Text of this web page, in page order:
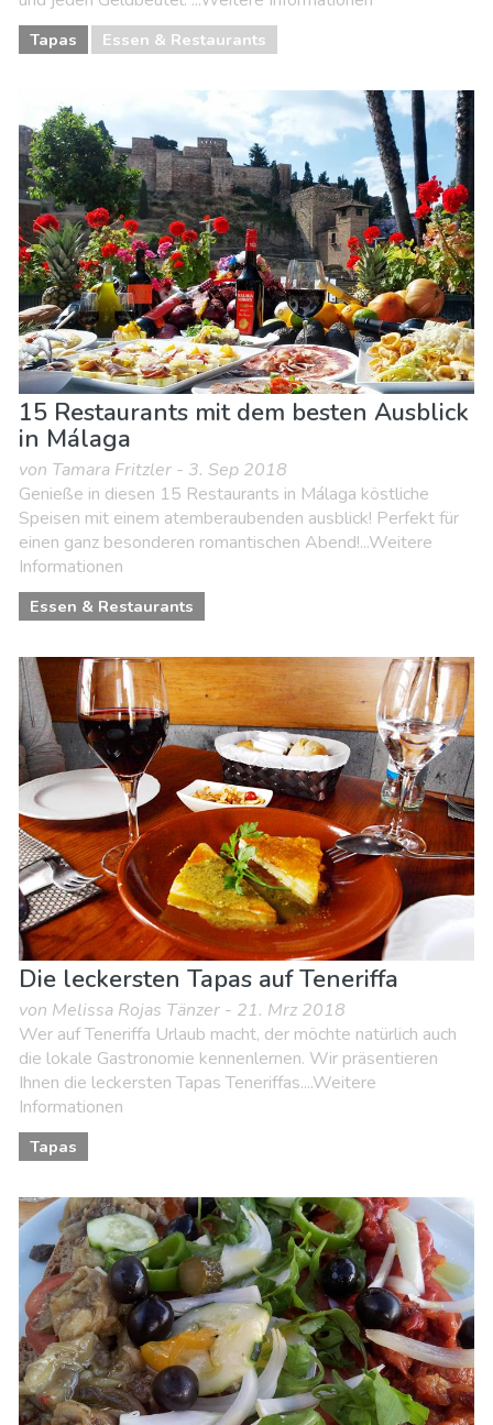
Tapas Essen & Restaurants
15 Restaurants mit dem besten Ausblick
in Málaga
von Tamara Fritzler - 3. Sep 2018
Genieße in diesen 15 Restaurants in Málaga köstliche
Speisen mit einem atemberaubenden ausblick! Perfekt für
einen ganz besonderen romantischen Abend!...Weitere
Informationen
Essen & Restaurants
Die leckersten Tapas auf Teneriffa
von Melissa Rojas Tänzer - 21. Mrz 2018
Wer auf Teneriffa Urlaub macht, der möchte natürlich auch
die lokale Gastronomie kennenlernen. Wir präsentieren
Ihnen die leckersten Tapas Teneriffas....Weitere
Informationen
Tapas